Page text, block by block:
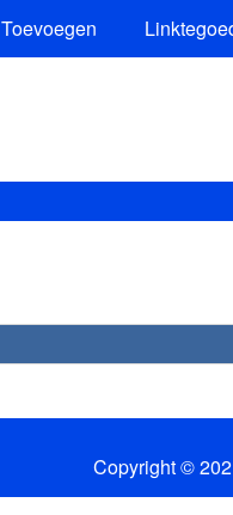
Toevoegen
Copyright ©